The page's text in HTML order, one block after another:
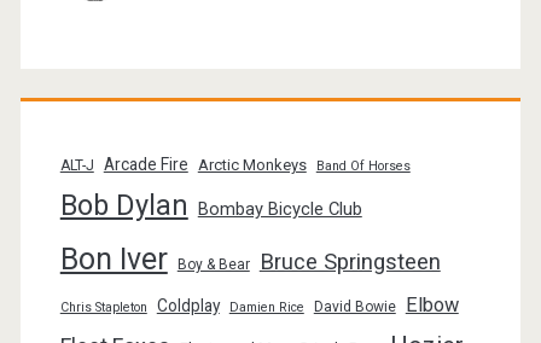
ALT-J Arcade Fire Arctic Monkeys Band Of Horses
Bob Dylan Bombay Bicycle Club
Bon Iver Boy & Bear Bruce Springsteen
Chris Stapleton Coldplay Damien Rice David Bowie Elbow